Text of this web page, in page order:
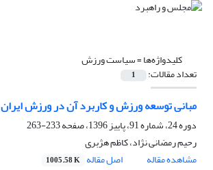
کلیدواژه‌ها =سیاست ورزش
تعداد مقالات: 1
مبانی توسعه ورزش و کاربرد آن در ورزش ایران
دوره 24، شماره 91، پاییز 1396، صفحه
233-263
رحیم رمضانی نژاد، کاظم هژبری
مشاهده مقاله
اصل مقاله 1005.58 K